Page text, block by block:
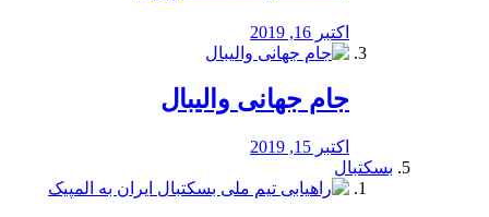
اکتبر 16, 2019
جام جهانی والیبال
اکتبر 15, 2019
بسکتبال